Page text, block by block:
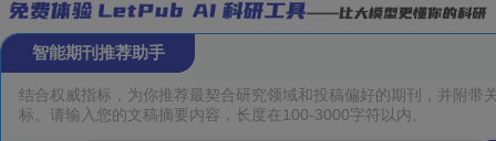
智能期刊推荐助手